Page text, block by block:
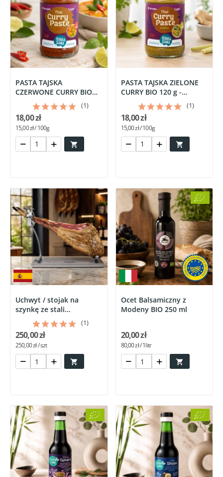
PASTA TAJSKA
CZERWONE CURRY BIO
120 g - TERRASANA
(1)

18,00 zł
15,00 zł / 100g
PASTA TAJSKA ZIELONE
CURRY BIO 120 g -
TERRASANA
(1)

18,00 zł
15,00 zł / 100g
Uchwyt / stojak na
szynkę ze stali
nierdzewnej...
(1)

250,00 zł
250,00 zł / szt
Ocet Balsamiczny z
Modeny BIO 250 ml

20,00 zł
80,00 zł / 1litr